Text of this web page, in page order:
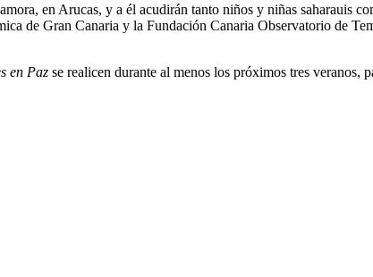
en Arucas, y a él acudirán tanto niños y niñas saharauis
de Gran Canaria y la Fundación Canaria Observatorio de
en Paz se realicen durante al menos los próximos tres veranos,